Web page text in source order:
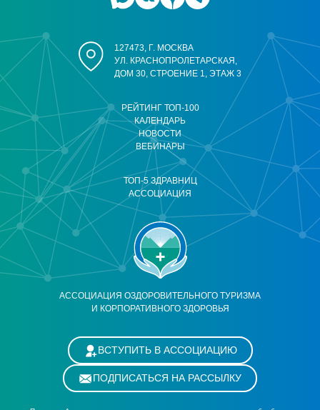
АССОЦИАЦИЯ ОЗДОРОВИТЕЛЬНОГО ТУРИЗМА
И КОРПОРАТИВНОГО ЗДОРОВЬЯ
РЕЙТИНГ ТОП-100
КАЛЕНДАРЬ
НОВОСТИ
ВЕБИНАРЫ
ТОП-5 ЗДРАВНИЦ
АССОЦИАЦИЯ
127473, Г. МОСКВА
УЛ. КРАСНОПРОЛЕТАРСКАЯ,
ДОМ 30, СТРОЕНИЕ 1, ЭТАЖ 3
ВСТУПИТЬ В АССОЦИАЦИЮ
ПОДПИСАТЬСЯ НА РАССЫЛКУ